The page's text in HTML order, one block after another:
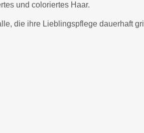
und coloriertes Haar.
die ihre Lieblingspflege dauerhaft